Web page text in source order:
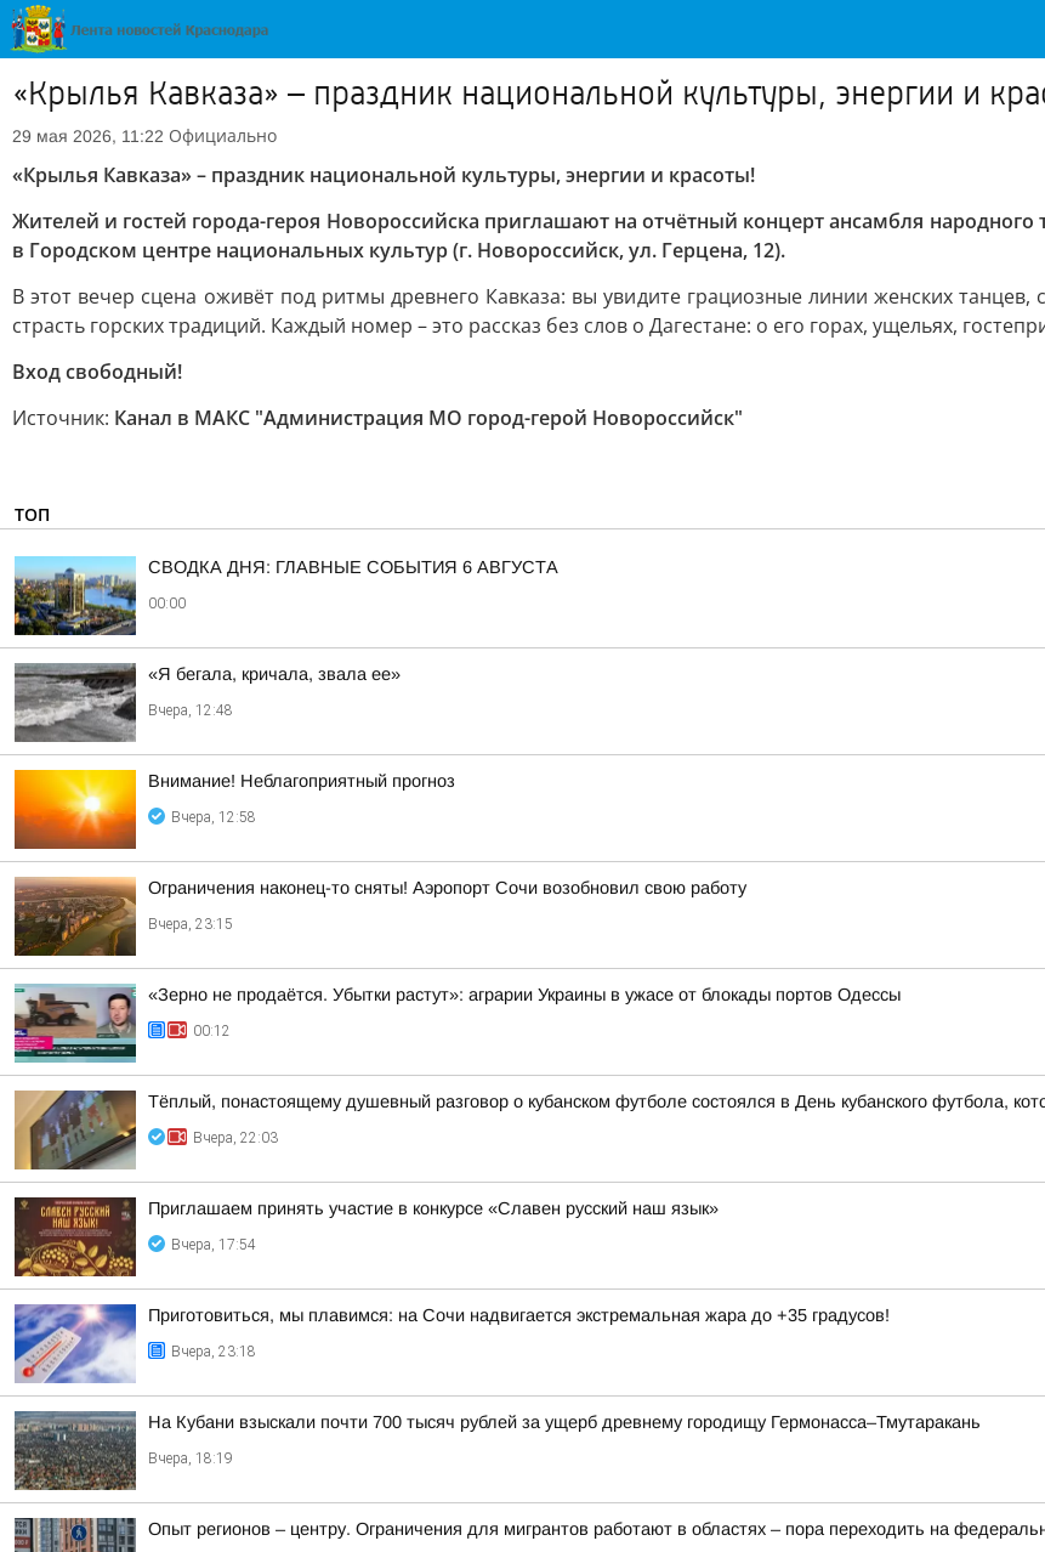
«Крылья Кавказа» – праздник национальной культуры, энергии и
29 мая 2026, 11:22 Официально
«Крылья Кавказа» – праздник национальной культуры, энергии и красоты!
Жителей и гостей города-героя Новороссийска приглашают на отчётный концерт ансамбля народного
в Городском центре национальных культур (г. Новороссийск, ул. Герцена, 12).
В этот вечер сцена оживёт под ритмы древнего Кавказа: вы увидите грациозные линии женских
страсть горских традиций. Каждый номер – это рассказ без слов о Дагестане: о его горах, ущельях,
Вход свободный!
Источник: Канал в МАКС "Администрация МО город-герой Новороссийск"
ТОП
СВОДКА ДНЯ: ГЛАВНЫЕ СОБЫТИЯ 6 АВГУСТА
00:00
«Я бегала, кричала, звала ее»
Вчера, 12:48
Внимание! Неблагоприятный прогноз
Вчера, 12:58
Ограничения наконец-то сняты! Аэропорт Сочи возобновил свою работу
Вчера, 23:15
«Зерно не продаётся. Убытки растут»: аграрии Украины в ужасе от блокады портов Одессы
00:12
Тёплый, понастоящему душевный разговор о кубанском футболе состоялся в День кубанского футбола,
Вчера, 22:03
Приглашаем принять участие в конкурсе «Славен русский наш язык»
Вчера, 17:54
Приготовиться, мы плавимся: на Сочи надвигается экстремальная жара до +35 градусов!
Вчера, 23:18
На Кубани взыскали почти 700 тысяч рублей за ущерб древнему городищу Гермонасса–Тмутаракань
Вчера, 18:19
Опыт регионов – центру. Ограничения для мигрантов работают в областях – пора переходить на